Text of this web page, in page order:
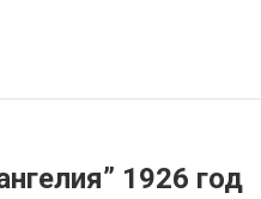
1926 год